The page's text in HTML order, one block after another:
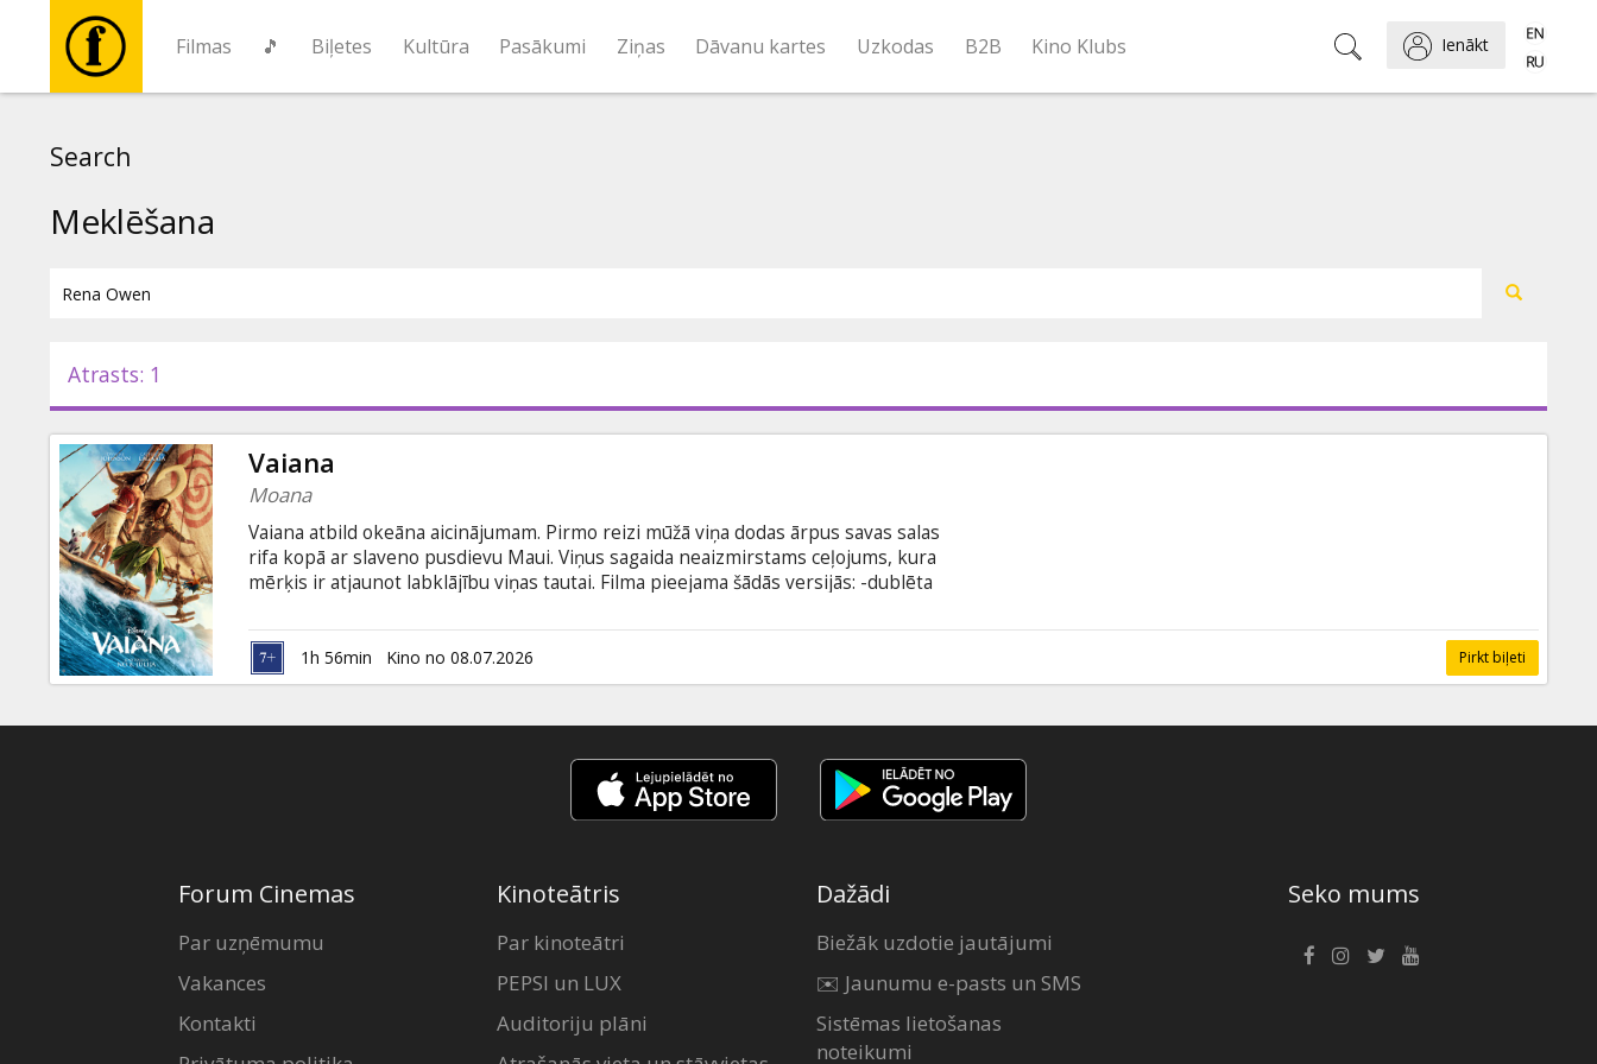
Filmas 🎵 Biļetes Kultūra Pasākumi Ziņas Dāvanu kartes Uzkodas B2B Kino Klubs Ienākt
Pasākumi
Ziņas
Dāvanu
kartes
Uzkodas
B2B
Search
Meklēšana
Atrasts: 1
Vaiana
Moana
Vaiana atbild okeāna aicinājumam. Pirmo reizi mūžā viņa dodas ārpus savas salas
rifa kopā ar slaveno pusdievu Maui. Viņus sagaida neaizmirstams ceļojums, kura
mērķis ir atjaunot labklājību viņas tautai. Filma pieejama šādās versijās: -dublēta
1h 56min Kino no 08.07.2026 Pirkt biļeti
Forum Cinemas
Par uzņēmumu
Vakances
Kontakti
Kinoteātris
Par kinoteātri
PEPSI un LUX
Auditoriju plāni
Dažādi
Biežāk uzdotie jautājumi
✉️ Jaunumu e-pasts un SMS
Sistēmas lietošanas
noteikumi
Seko mums